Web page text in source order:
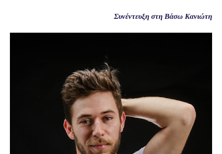
Συνέντευξη στη Βάσω Κανιώτη